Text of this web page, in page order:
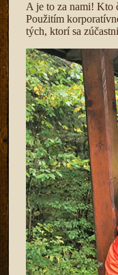
A je to za nami! Kto
Použitím
tých, ktorí sa